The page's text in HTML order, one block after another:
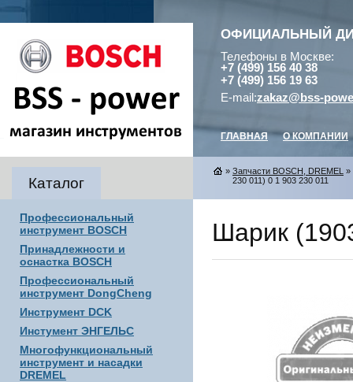
ОФИЦИАЛЬНЫЙ
Телефоны в Москве:
+7 (499) 156 40 38
+7 (499) 156 19 63
E-mail:zakaz@bss-
ГЛАВНАЯ О КОМПАНИИ
Каталог
Профессиональный
инструмент BOSCH
Принадлежности и
оснастка BOSCH
Профессиональный
инструмент DongCheng
Инструмент DCK
Инстумент ЭНГЕЛЬС
Многофункциональный
инструмент и насадки
DREMEL
» Запчасти BOSCH, DREMEL »
230 011) 0 1 903 230 011
Шарик